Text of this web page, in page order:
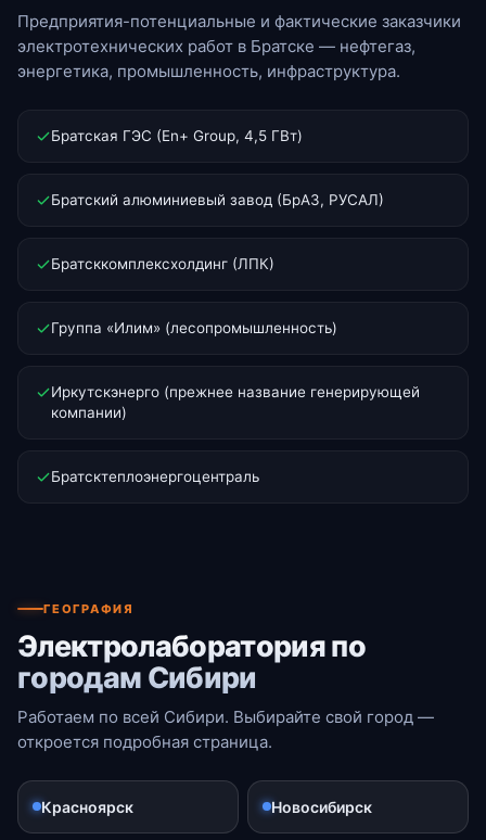
Предприятия-потенциальные и фактические заказчики
электротехнических работ в Братске — нефтегаз,
энергетика, промышленность, инфраструктура.
Братская ГЭС (En+ Group, 4,5 ГВт)
Братский алюминиевый завод (БрАЗ, РУСАЛ)
Братсккомплексхолдинг (ЛПК)
Группа «Илим» (лесопромышленность)
Иркутскэнерго (прежнее название генерирующей
компании)
Братсктеплоэнергоцентраль
ГЕОГРАФИЯ
Электролаборатория по
городам Сибири
Работаем по всей Сибири. Выбирайте свой город —
откроется подробная страница.
Красноярск Новосибирск